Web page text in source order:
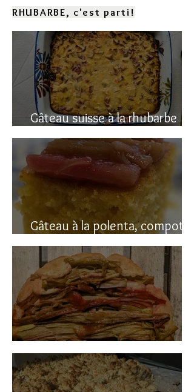
RHUBARBE, c'est parti!
Gâteau suisse à la rhubarbe
(avec polenta)
Gâteau à la polenta, compotée
de rhubarbe (sans gluten)
Gâteau renversé à la rhubarbe